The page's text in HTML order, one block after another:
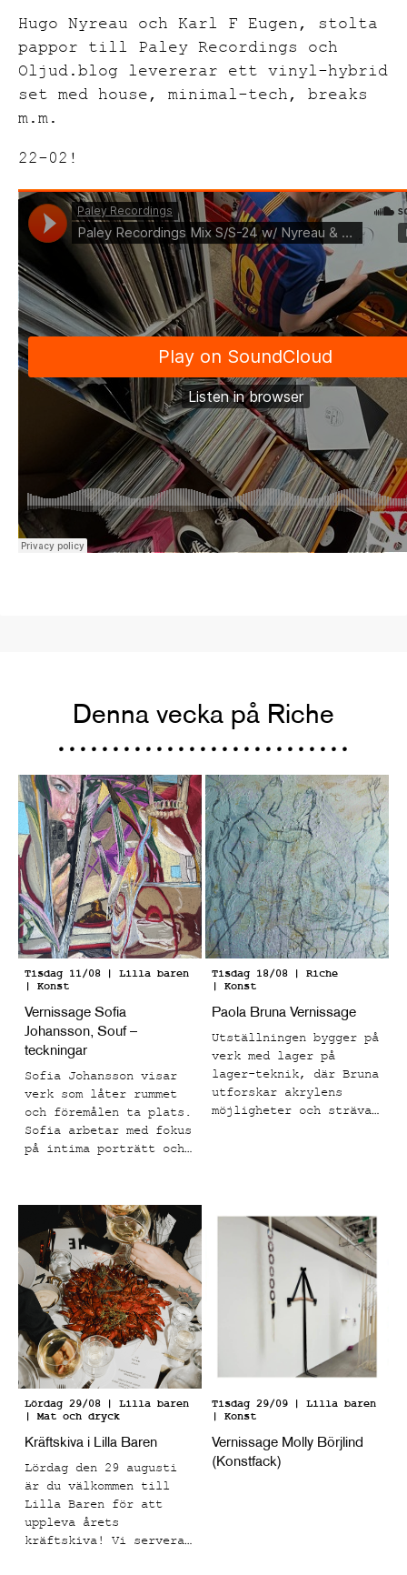
Hugo Nyreau och Karl F Eugen, stolta
pappor till Paley Recordings och
Oljud.blog levererar ett vinyl-hybrid
set med house, minimal-tech, breaks
m.m.
22-02!
Denna vecka på Riche
Tisdag 11/08 | Lilla baren
| Konst
Vernissage Sofia
Johansson, Souf –
teckningar
Sofia Johansson visar
verk som låter rummet
och föremålen ta plats.
Sofia arbetar med fokus
på intima porträtt och
känns både bekanta och
känslomässigt laddade.
Tisdag 18/08 | Riche
| Konst
Paola Bruna Vernissage
Utställningen bygger på
verk med lager på
lager-teknik, där Bruna
utforskar akrylens
möjligheter och strävar
kornighet. Efter att
grunden är satt
appliceras de
kroppsliga formerna som
för tankarna till
klassiskt måleri och
teckning, men i
kontrast mot den här
grova ytan. Paola har
fördjupat sig i
färglära och nyanser
som ska påminna om
oljemåleri, men helt
utfört i akryl,
effekten blir en
Lördag 29/08 | Lilla baren
| Mat och dryck
Kräftskiva i Lilla Baren
Lördag den 29 augusti
är du välkommen till
Lilla Baren för att
uppleva årets
kräftskiva! Vi serverar
Tisdag 29/09 | Lilla baren
| Konst
Vernissage Molly Börjlind
(Konstfack)